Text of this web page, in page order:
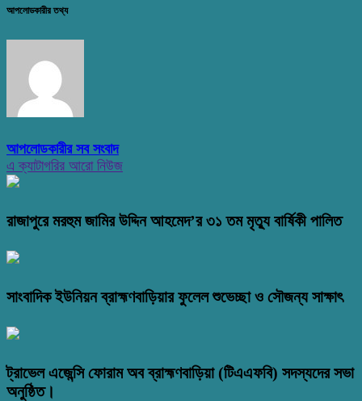
আপলোডকারীর তথ্য
আপলোডকারীর সব সংবাদ
এ ক্যাটাগরির আরো নিউজ
রাজাপুরে মরহুম জামির উদ্দিন আহমেদ’র ৩১ তম মৃত্যু বার্ষিকী পালিত
সাংবাদিক ইউনিয়ন ব্রাহ্মণবাড়িয়ার ফুলেল শুভেচ্ছা ও সৌজন্য সাক্ষাৎ
ট্রাভেল এজেন্সি ফোরাম অব ব্রাহ্মণবাড়িয়া (টিএএফবি) সদস্যদের সভা
অনুষ্ঠিত।